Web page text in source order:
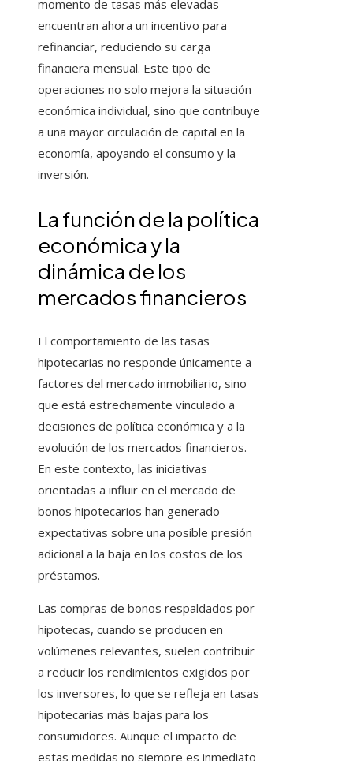
momento de tasas más elevadas
encuentran ahora un incentivo para
refinanciar, reduciendo su carga
financiera mensual. Este tipo de
operaciones no solo mejora la situación
económica individual, sino que contribuye
a una mayor circulación de capital en la
economía, apoyando el consumo y la
inversión.
La función de la política
económica y la
dinámica de los
mercados financieros
El comportamiento de las tasas
hipotecarias no responde únicamente a
factores del mercado inmobiliario, sino
que está estrechamente vinculado a
decisiones de política económica y a la
evolución de los mercados financieros.
En este contexto, las iniciativas
orientadas a influir en el mercado de
bonos hipotecarios han generado
expectativas sobre una posible presión
adicional a la baja en los costos de los
préstamos.
Las compras de bonos respaldados por
hipotecas, cuando se producen en
volúmenes relevantes, suelen contribuir
a reducir los rendimientos exigidos por
los inversores, lo que se refleja en tasas
hipotecarias más bajas para los
consumidores. Aunque el impacto de
estas medidas no siempre es inmediato